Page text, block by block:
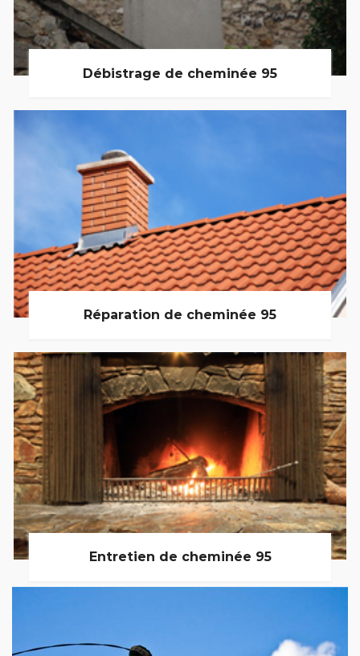
Débistrage de cheminée 95
Réparation de cheminée 95
Entretien de cheminée 95